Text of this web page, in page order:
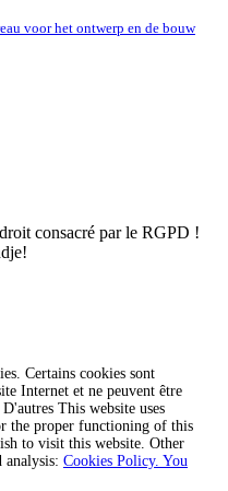
voor het ontwerp en de bouw
consacré par le RGPD !
Certains cookies sont
Internet et ne peuvent être
This website uses
the proper functioning of this
to visit this website. Other
analysis: Cookies Policy. You